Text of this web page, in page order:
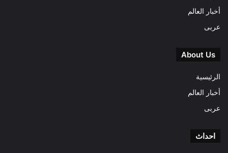
أخبار العالم
عربى
About Us
الرئيسية
أخبار العالم
عربى
احداث